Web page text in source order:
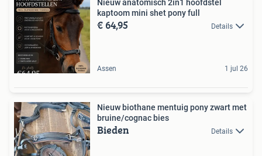
Nieuw anatomisch 2in1 hoofdstel
kaptoom mini shet pony full
€ 64,95 Details
Assen 1 jul 26
Nieuw biothane mentuig pony zwart met
bruine/cognac bies
Bieden Details